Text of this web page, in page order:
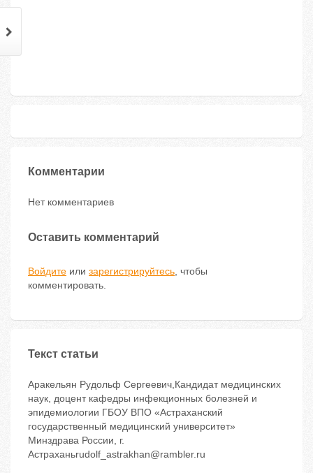
Комментарии
Нет комментариев
Оставить комментарий
Войдите или зарегистрируйтесь, чтобы
комментировать.
Текст статьи
Аракельян Рудольф Сергеевич,Кандидат медицинских
наук, доцент кафедры инфекционных болезней и
эпидемиологии ГБОУ ВПО «Астраханский
государственный медицинский университет»
Минздрава России, г.
Астраханьrudolf_astrakhan@rambler.ru